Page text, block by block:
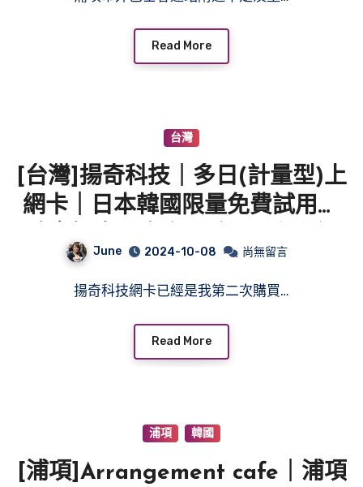
Read More
台灣
[台灣]揚奇科技｜多日(計量型)上
網卡｜日本韓國限量免費試用體
驗｜揚奇日本多日(計量型)上網
卡分享｜網速速度OK｜設定簡單
June 2024-10-08 尚無留言
揚奇科技網卡已經是我第二次購買…
Read More
浦項 韓國
[浦項]Arrangement cafe｜浦項